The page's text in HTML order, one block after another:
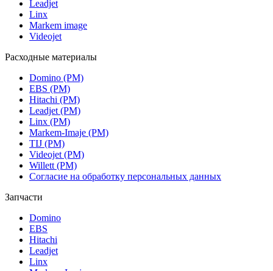
Leadjet
Linx
Markem image
Videojet
Расходные материалы
Domino (РМ)
EBS (РМ)
Hitachi (РМ)
Leadjet (РМ)
Linx (РМ)
Markem-Imaje (РМ)
TIJ (РМ)
Videojet (РМ)
Willett (РМ)
Согласие на обработку персональных данных
Запчасти
Domino
EBS
Hitachi
Leadjet
Linx